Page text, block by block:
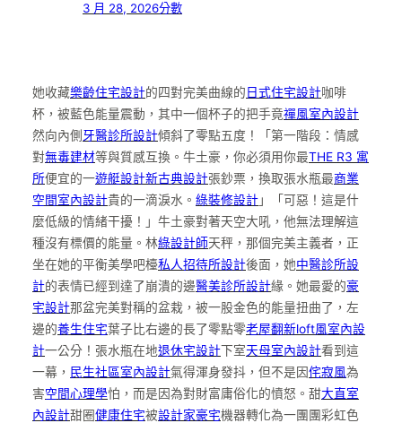
3 月 28, 2026分數
她收藏樂齡住宅設計的四對完美曲線的 日式住宅設計咖啡
杯，被藍色能量震動，其中一個杯子的把手竟禪風室內設計
然向內側 牙醫診所設計傾斜了零點五度！「第一階段：情感
對無毒建材等與質感互換。牛土豪，你必須用你最THE R3 寓
所便宜的一遊艇設計新古典設計張鈔票，換取張水瓶最商業
空間室內設計貴的一滴淚水。 綠裝修設計」「可惡！這是什
麼低級的情緒干擾！」牛土豪對著天空大吼，他無法理解這
種沒有標價的能量。林綠設計師天秤，那個完美主義者，正
坐在她的平衡美學吧檯私人招待所設計後面，她中醫診所設
計的表情已經到達了崩潰的邊醫美診所設計緣。她最愛的豪
宅設計那盆完美對稱的盆栽，被一股金色的能量扭曲了，左
邊的養生住宅葉子比右邊的長了零點零老屋翻新loft風室內設
計一公分！張水瓶在地退休宅設計下室天母室內設計看到這
一幕， 民生社區室內設計氣得渾身發抖，但不是因侘寂風為
害空間心理學怕，而是因為對財富庸俗化的憤怒。甜大直室
內設計甜圈健康住宅被設計家豪宅機器轉化為一團團彩虹色